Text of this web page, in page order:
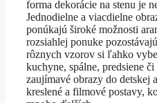
forma dekorácie na stenu je
Jednodielne a viacdielne
ponúkajú široké možnosti
rozsiahlej ponuke
rôznych vzorov si ľahko
kuchyne, spálne, predsiene
zaujímavé obrazy do detskej
kreslené a filmové postavy,